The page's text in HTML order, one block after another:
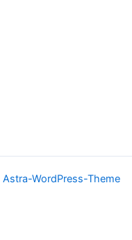
Astra-WordPress-Theme